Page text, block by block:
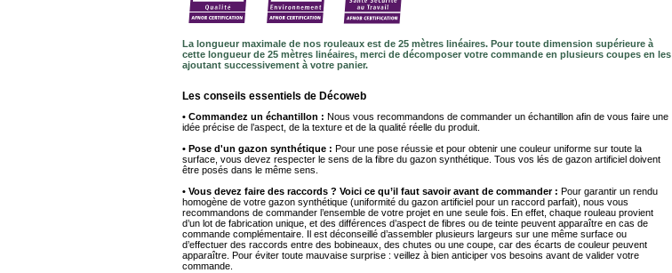
La longueur maximale de nos rouleaux est de 25 mètres linéaires. Pour toute dimension supérieure à
cette longueur de 25 mètres linéaires, merci de décomposer votre commande en plusieurs coupes en les
ajoutant successivement à votre panier.
Les conseils essentiels de Décoweb
• Commandez un échantillon : Nous vous recommandons de commander un échantillon afin de vous faire une
idée précise de l’aspect, de la texture et de la qualité réelle du produit.
• Pose d'un gazon synthétique : Pour une pose réussie et pour obtenir une couleur uniforme sur toute la
surface, vous devez respecter le sens de la fibre du gazon synthétique. Tous vos lés de gazon artificiel doivent
être posés dans le même sens.
• Vous devez faire des raccords ? Voici ce qu’il faut savoir avant de commander : Pour garantir un rendu
homogène de votre gazon synthétique (uniformité du gazon artificiel pour un raccord parfait), nous vous
recommandons de commander l’ensemble de votre projet en une seule fois. En effet, chaque rouleau provient
d’un lot de fabrication unique, et des différences d’aspect de fibres ou de teinte peuvent apparaître en cas de
commande complémentaire. Il est déconseillé d’assembler plusieurs largeurs sur une même surface ou
d’effectuer des raccords entre des bobineaux, des chutes ou une coupe, car des écarts de couleur peuvent
apparaître. Pour éviter toute mauvaise surprise : veillez à bien anticiper vos besoins avant de valider votre
commande.